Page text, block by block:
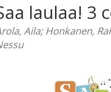
laulaa! 3
Aila; Honkanen,